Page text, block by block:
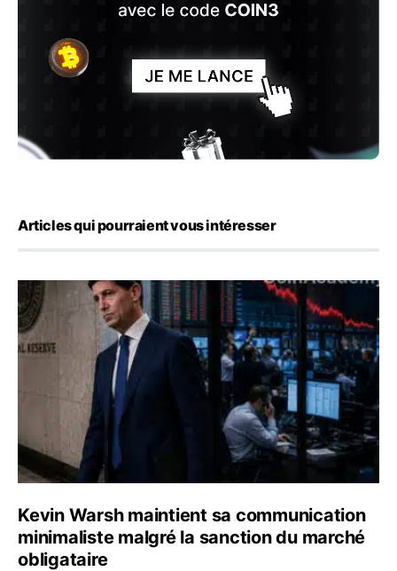
Articles qui pourraient vous intéresser
Kevin Warsh maintient sa communication minimaliste
Kevin Warsh maintient sa communication
minimaliste malgré la sanction du marché
obligataire